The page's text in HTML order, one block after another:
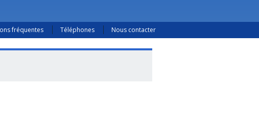
fréquentes Téléphones Nous contacter